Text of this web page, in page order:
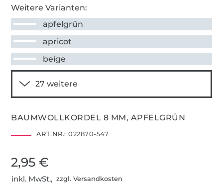
Weitere Varianten:
apfelgrün
apricot
beige
BAUMWOLLKORDEL 8 MM, APFELGRÜN
ART.NR.: 022870-547
2,95 €
inkl. MwSt.,zzgl. Versandkosten